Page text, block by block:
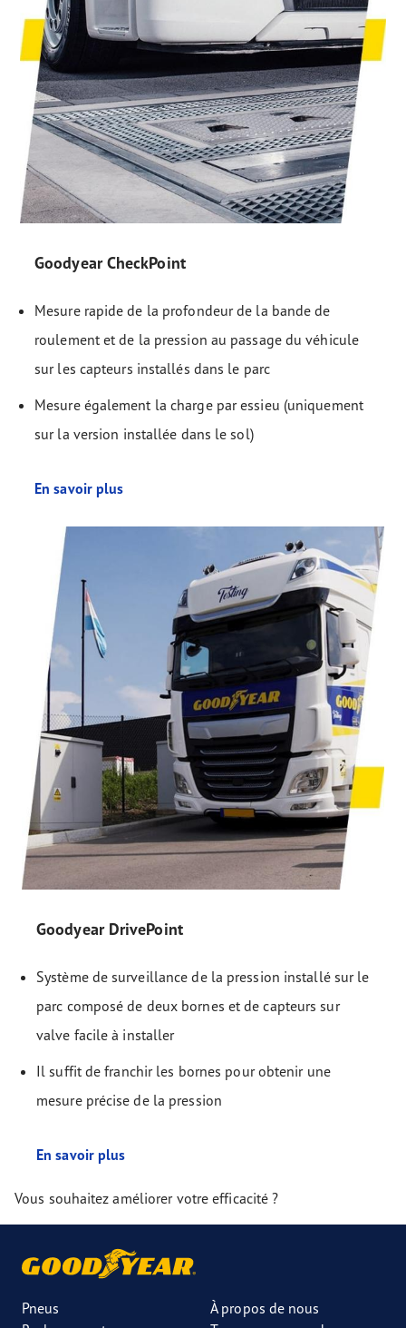
Goodyear CheckPoint
Mesure rapide de la profondeur de la bande de
roulement et de la pression au passage du véhicule
sur les capteurs installés dans le parc
Mesure également la charge par essieu (uniquement
sur la version installée dans le sol)
En savoir plus
Goodyear DrivePoint
Système de surveillance de la pression installé sur le
parc composé de deux bornes et de capteurs sur
valve facile à installer
Il suffit de franchir les bornes pour obtenir une
mesure précise de la pression
En savoir plus
Vous souhaitez améliorer votre efficacité ?
Pneus
À propos de nous